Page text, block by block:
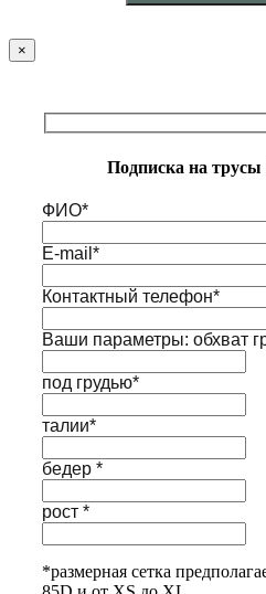
×
Подписка на
ФИО*
E-mail*
Контактный телефон*
Ваши параметры: обхват
под грудью*
талии*
бедер *
рост *
*размерная сетка